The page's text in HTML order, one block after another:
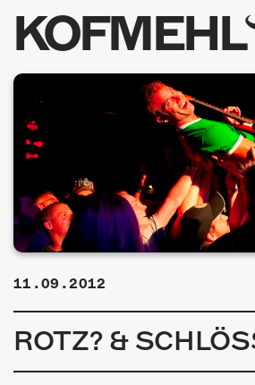
KOFMEHL
PROGRAMM
GALERIE
FOTOGALERIE
INFOS
11.09.2012
ROTZ? &